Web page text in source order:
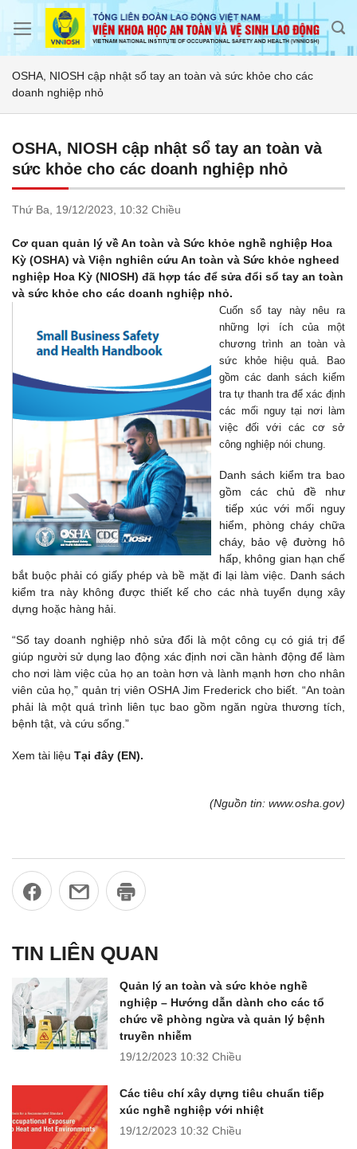
OSHA, NIOSH cập nhật sổ tay an toàn và sức khỏe cho các
doanh nghiệp nhỏ
OSHA, NIOSH cập nhật sổ tay an toàn và
sức khỏe cho các doanh nghiệp nhỏ
Thứ Ba, 19/12/2023, 10:32 Chiều
Cơ quan quản lý về An toàn và Sức khỏe nghề nghiệp Hoa
Kỳ (OSHA) và Viện nghiên cứu An toàn và Sức khỏe ngheed
nghiệp Hoa Kỳ (NIOSH) đã hợp tác để sửa đổi sổ tay an toàn
và sức khỏe cho các doanh nghiệp nhỏ.
Cuốn sổ tay này nêu ra
những lợi ích của một
chương trình an toàn và
sức khỏe hiệu quả. Bao
gồm các danh sách kiểm
tra tự thanh tra để xác định
các mối nguy tại nơi làm
việc đối với các cơ sở
công nghiệp nói chung.
Danh sách kiểm tra bao
gồm các chủ đề như
tiếp xúc với mối nguy
hiểm, phòng cháy chữa
cháy, bảo vệ đường hô
hấp, không gian hạn chế
bắt buộc phải có giấy phép và bề mặt đi lại làm việc. Danh sách
kiểm tra này không được thiết kế cho các nhà tuyển dụng xây
dựng hoặc hàng hải.
“Sổ tay doanh nghiệp nhỏ sửa đổi là một công cụ có giá trị để
giúp người sử dụng lao động xác định nơi cần hành động để làm
cho nơi làm việc của họ an toàn hơn và lành mạnh hơn cho nhân
viên của họ,” quản trị viên OSHA Jim Frederick cho biết. “An toàn
phải là một quá trình liên tục bao gồm ngăn ngừa thương tích,
bệnh tật, và cứu sống.”
Xem tài liệu Tại đây (EN).
(Nguồn tin: www.osha.gov)
TIN LIÊN QUAN
Quản lý an toàn và sức khỏe nghề
nghiệp – Hướng dẫn dành cho các tổ
chức về phòng ngừa và quản lý bệnh
truyền nhiễm
19/12/2023 10:32 Chiều
Các tiêu chí xây dựng tiêu chuẩn tiếp
xúc nghề nghiệp với nhiệt
19/12/2023 10:32 Chiều